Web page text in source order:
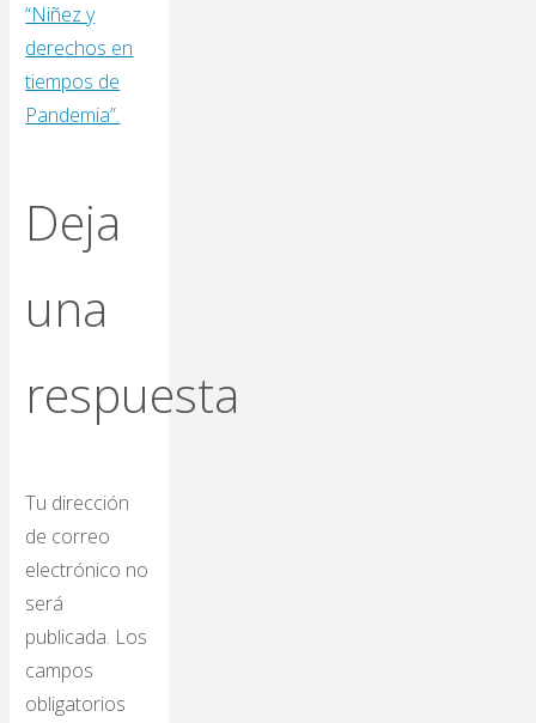
“Niñez y
derechos en
tiempos de
Pandemia”.
Deja
una
respuesta
Tu dirección
de correo
electrónico no
será
publicada. Los
campos
obligatorios